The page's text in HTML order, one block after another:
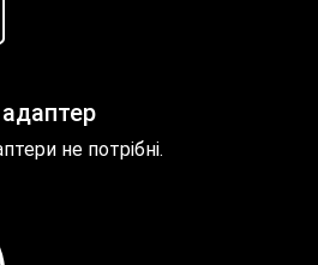
адаптер
не потрібні.